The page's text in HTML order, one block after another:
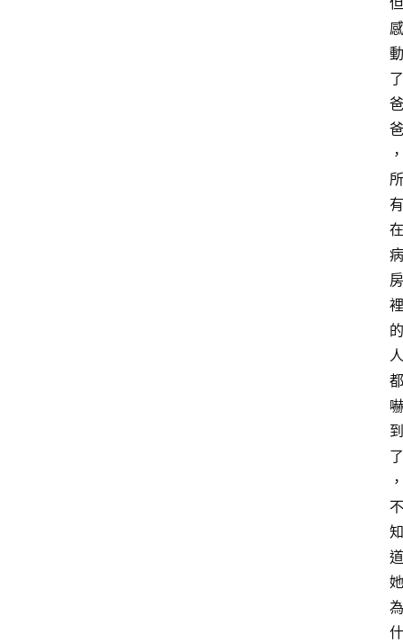
感
動
了
爸
爸
，
所
有
在
病
房
裡
的
人
都
嚇
到
了
，
不
知
道
她
為
什